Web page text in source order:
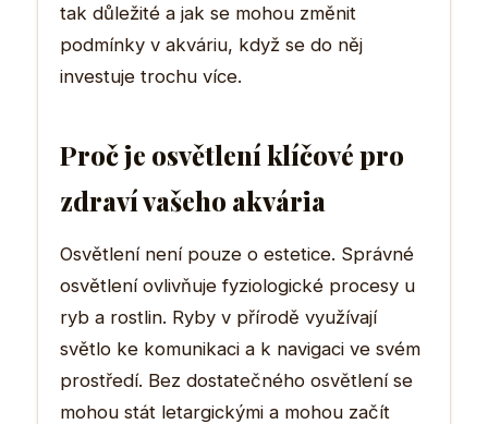
tak důležité a jak se mohou změnit
podmínky v akváriu, když se do něj
investuje trochu více.
Proč je osvětlení klíčové pro
zdraví vašeho akvária
Osvětlení není pouze o estetice. Správné
osvětlení ovlivňuje fyziologické procesy u
ryb a rostlin. Ryby v přírodě využívají
světlo ke komunikaci a k navigaci ve svém
prostředí. Bez dostatečného osvětlení se
mohou stát letargickými a mohou začít